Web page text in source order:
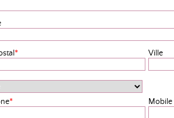
* Ville
* Mobile